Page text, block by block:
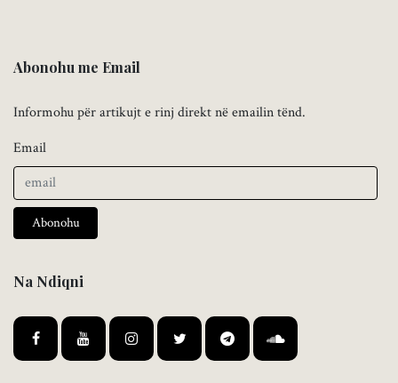
Abonohu me Email
Informohu për artikujt e rinj direkt në emailin tënd.
Email
Abonohu
Na Ndiqni